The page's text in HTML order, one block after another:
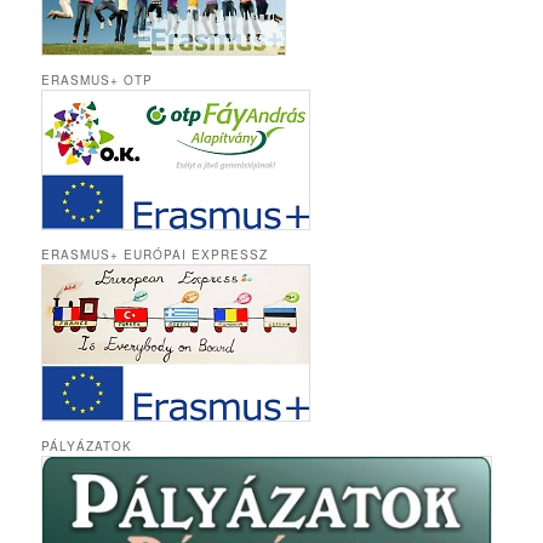
ERASMUS+ OTP
ERASMUS+ EURÓPAI EXPRESSZ
PÁLYÁZATOK